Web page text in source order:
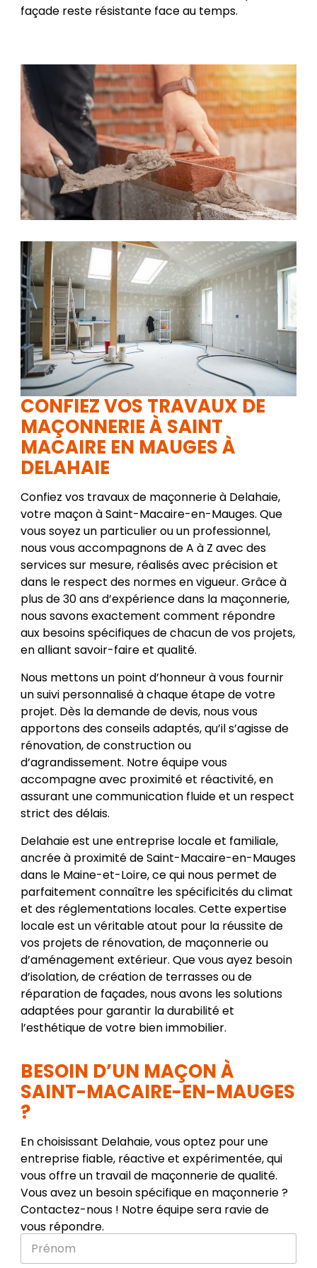
façade reste résistante face au temps.
CONFIEZ VOS TRAVAUX DE
MAÇONNERIE À SAINT
MACAIRE EN MAUGES À
DELAHAIE
Confiez vos travaux de maçonnerie à Delahaie,
votre maçon à Saint-Macaire-en-Mauges. Que
vous soyez un particulier ou un professionnel,
nous vous accompagnons de A à Z avec des
services sur mesure, réalisés avec précision et
dans le respect des normes en vigueur. Grâce à
plus de 30 ans d’expérience dans la maçonnerie,
nous savons exactement comment répondre
aux besoins spécifiques de chacun de vos projets,
en alliant savoir-faire et qualité.
Nous mettons un point d’honneur à vous fournir
un suivi personnalisé à chaque étape de votre
projet. Dès la demande de devis, nous vous
apportons des conseils adaptés, qu’il s’agisse de
rénovation, de construction ou
d’agrandissement. Notre équipe vous
accompagne avec proximité et réactivité, en
assurant une communication fluide et un respect
strict des délais.
Delahaie est une entreprise locale et familiale,
ancrée à proximité de Saint-Macaire-en-Mauges
dans le Maine-et-Loire, ce qui nous permet de
parfaitement connaître les spécificités du climat
et des réglementations locales. Cette expertise
locale est un véritable atout pour la réussite de
vos projets de rénovation, de maçonnerie ou
d’aménagement extérieur. Que vous ayez besoin
d’isolation, de création de terrasses ou de
réparation de façades, nous avons les solutions
adaptées pour garantir la durabilité et
l’esthétique de votre bien immobilier.
BESOIN D’UN MAÇON À
SAINT-MACAIRE-EN-MAUGES
?
En choisissant Delahaie, vous optez pour une
entreprise fiable, réactive et expérimentée, qui
vous offre un travail de maçonnerie de qualité.
Vous avez un besoin spécifique en maçonnerie ?
Contactez-nous ! Notre équipe sera ravie de
vous répondre.
P